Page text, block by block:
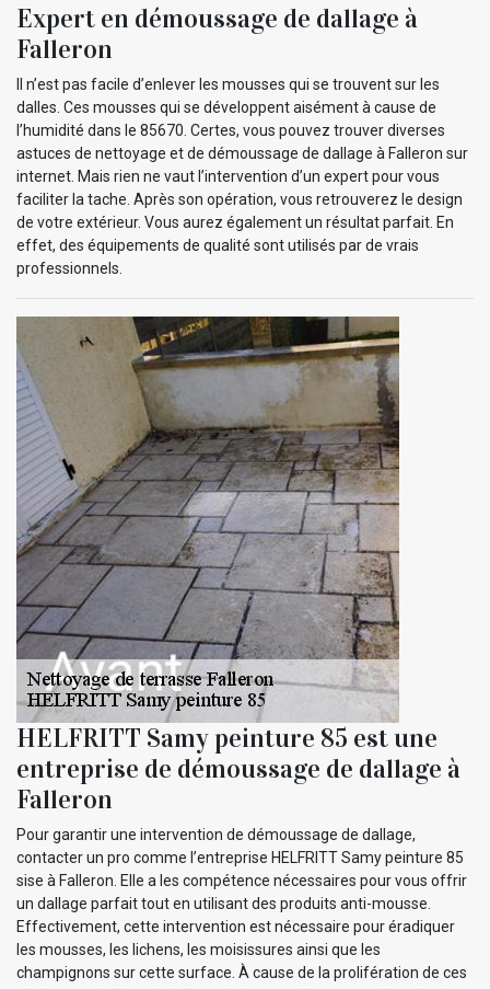
Expert en démoussage de dallage à
Falleron
Il n’est pas facile d’enlever les mousses qui se trouvent sur les
dalles. Ces mousses qui se développent aisément à cause de
l’humidité dans le 85670. Certes, vous pouvez trouver diverses
astuces de nettoyage et de démoussage de dallage à Falleron sur
internet. Mais rien ne vaut l’intervention d’un expert pour vous
faciliter la tache. Après son opération, vous retrouverez le design
de votre extérieur. Vous aurez également un résultat parfait. En
effet, des équipements de qualité sont utilisés par de vrais
professionnels.
HELFRITT Samy peinture 85 est une
entreprise de démoussage de dallage à
Falleron
Pour garantir une intervention de démoussage de dallage,
contacter un pro comme l’entreprise HELFRITT Samy peinture 85
sise à Falleron. Elle a les compétence nécessaires pour vous offrir
un dallage parfait tout en utilisant des produits anti-mousse.
Effectivement, cette intervention est nécessaire pour éradiquer
les mousses, les lichens, les moisissures ainsi que les
champignons sur cette surface. À cause de la prolifération de ces